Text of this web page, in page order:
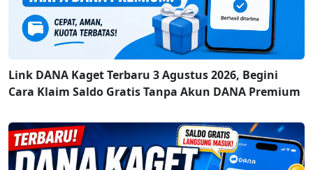
Link DANA Kaget Terbaru 3 Agustus 2026, Begini
Cara Klaim Saldo Gratis Tanpa Akun DANA Premium